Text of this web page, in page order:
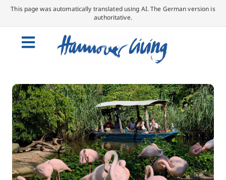
This page was automatically translated using AI. The German version is
authoritative.